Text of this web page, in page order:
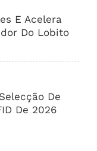
E Acelera
Do Lobito
De
De 2026